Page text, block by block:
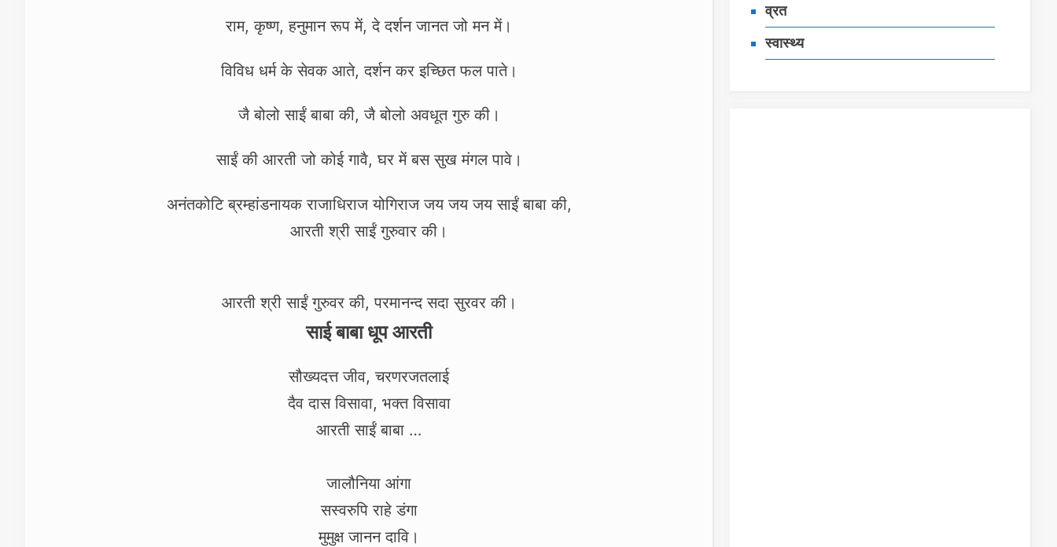
राम, कृष्ण, हनुमान रूप में, दे दर्शन जानत जो मन में।
विविध धर्म के सेवक आते, दर्शन कर इच्छित फल पाते।
जै बोलो साईं बाबा की, जै बोलो अवधूत गुरु की।
साईं की आरती जो कोई गावै, घर में बस सुख मंगल पावे।
अनंतकोटि ब्रम्हांडनायक राजाधिराज योगिराज जय जय जय साईं बाबा की,
आरती श्री साईं गुरुवार की।
आरती श्री साईं गुरुवर की, परमानन्द सदा सुरवर की।
साई बाबा धूप आरती
सौख्यदत्त जीव, चरणरजतलाई
दैव दास विसावा, भक्त विसावा
आरती साईं बाबा …
जालौनिया आंगा
सस्वरुपि राहे डंगा
मुमुक्ष जानन दावि।
व्रत
स्‍वास्‍थ्‍य